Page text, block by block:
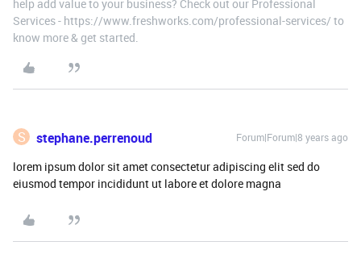
help add value to your business? Check out our Professional
Services - https://www.freshworks.com/professional-services/ to
know more & get started.
S stephane.perrenoud Forum|Forum|8 years ago
lorem ipsum dolor sit amet consectetur adipiscing elit sed do
eiusmod tempor incididunt ut labore et dolore magna